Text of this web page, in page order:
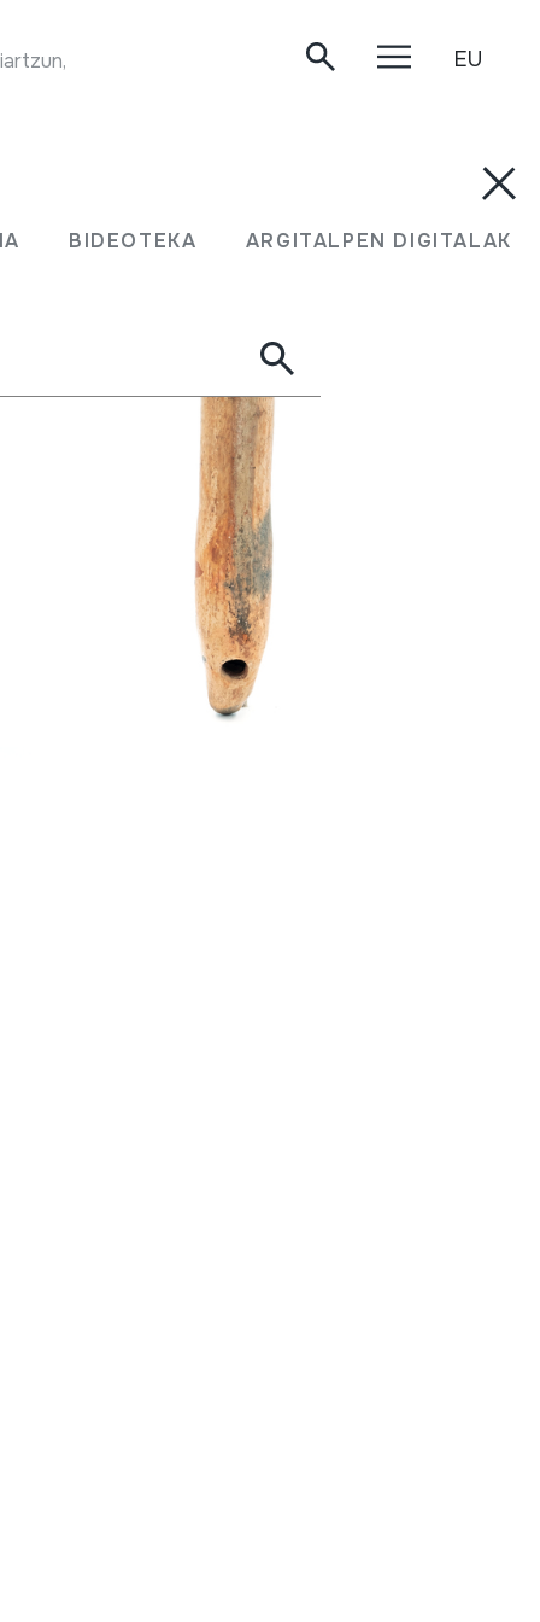
BIDEOTEKA ARGITALPEN DIGITALAK
1999.
EU